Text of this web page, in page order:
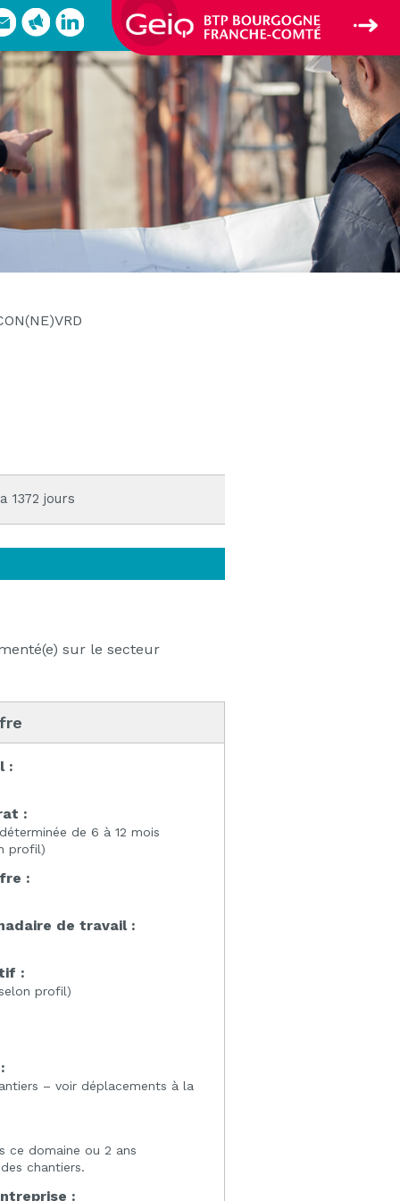
1372 jours
sur le secteur
:
:
de 6 à 12 mois
profil)
:
de travail :
:
profil)
– voir déplacements à la
ce domaine ou 2 ans
chantiers.
: